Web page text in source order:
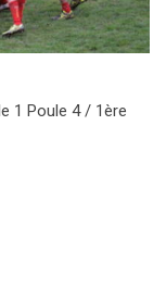
1 Poule 4 / 1ère